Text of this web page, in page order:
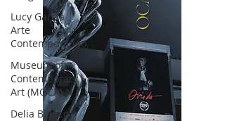
Lucy García |
Arte
Contemporáneo.
Museum of
Contemporary
Art (MOCA) N
Delia Blanco